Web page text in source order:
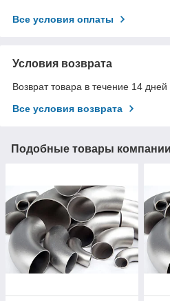
Все условия оплаты
Условия возврата
Возврат товара в течение 14
Все условия возврата
Подобные товары компании